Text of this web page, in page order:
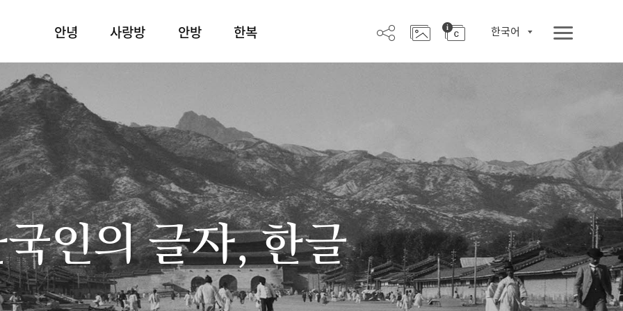
안녕 사랑방 안방 한복 한국어
인의 글자, 한글